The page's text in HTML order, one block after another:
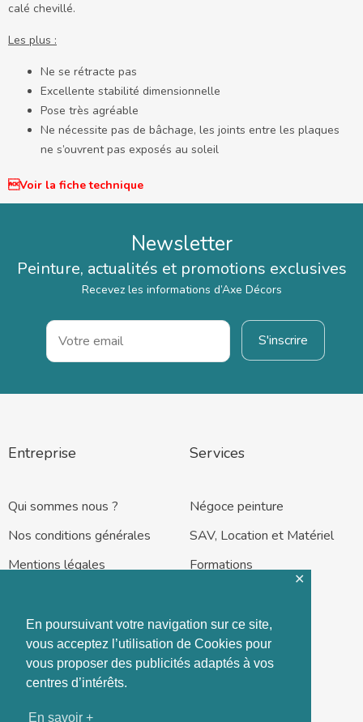
En poursuivant votre navigation sur ce site,
vous acceptez l’utilisation de Cookies pour
vous proposer des publicités adaptés à vos
centres d’intérêts.
En savoir +
✕
calé chevillé.
Les plus :
Ne se rétracte pas
Excellente stabilité dimensionnelle
Pose très agréable
Ne nécessite pas de bâchage, les joints entre les plaques
ne s’ouvrent pas exposés au soleil
Voir la fiche technique
Newsletter
Peinture, actualités et promotions exclusives
Recevez les informations d’Axe Décors
Entreprise
Qui sommes nous ?
Nos conditions générales
Mentions légales
Services
Négoce peinture
SAV, Location et Matériel
Formations
Rennes – Nantes